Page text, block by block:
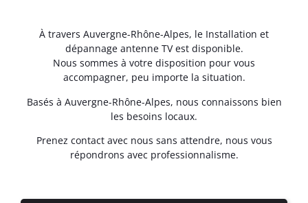
À travers Auvergne-Rhône-Alpes, le Installation et
dépannage antenne TV est disponible.
Nous sommes à votre disposition pour vous
accompagner, peu importe la situation.
Basés à Auvergne-Rhône-Alpes, nous connaissons bien
les besoins locaux.
Prenez contact avec nous sans attendre, nous vous
répondrons avec professionnalisme.